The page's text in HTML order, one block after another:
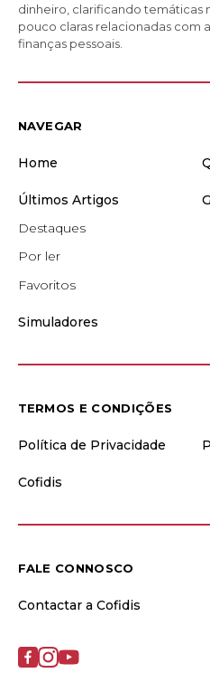
dinheiro, clarificando temáticas
pouco claras relacionadas com
finanças pessoais.
NAVEGAR
Home
Últimos Artigos
Destaques
Por ler
Favoritos
Simuladores
TERMOS E CONDIÇÕES
Política de Privacidade
Cofidis
FALE CONNOSCO
Contactar a Cofidis